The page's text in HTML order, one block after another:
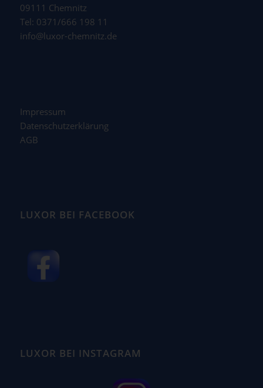
09111 Chemnitz
Tel: 0371/666 198 11
info@luxor-chemnitz.de
Impressum
Datenschutzerklärung
AGB
LUXOR BEI FACEBOOK
LUXOR BEI INSTAGRAM